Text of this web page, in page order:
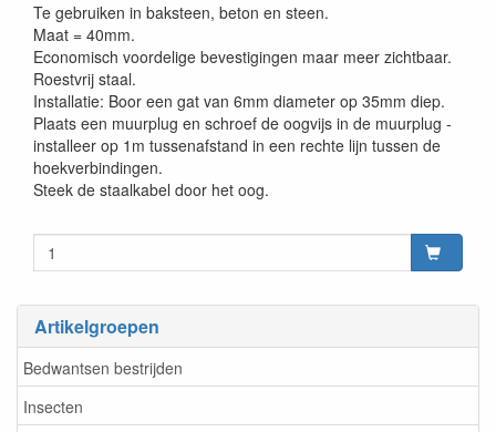
Artikelgroepen
Bedwantsen bestrijden
Insecten
Te gebruiken in baksteen, beton en steen.
Maat = 40mm.
Economisch voordelige bevestigingen maar meer zichtbaar.
Roestvrij staal.
Installatie: Boor een gat van 6mm diameter op 35mm diep.
Plaats een muurplug en schroef de oogvijs in de muurplug -
installeer op 1m tussenafstand in een rechte lijn tussen de
hoekverbindingen.
Steek de staalkabel door het oog.